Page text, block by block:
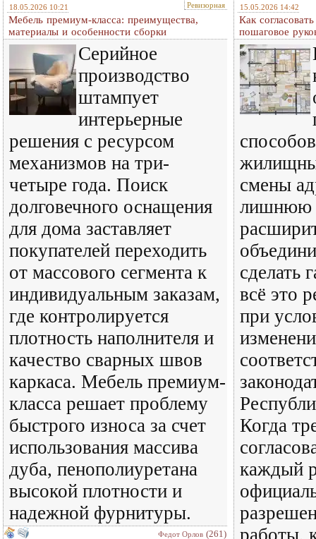
18.05.2026 10:21 Ревизорная
Мебель премиум-класса: преимущества,
материалы и особенности сборки
Серийное
производство
штампует
интерьерные
решения с ресурсом
механизмов на три-
четыре года. Поиск
долговечного оснащения
для дома заставляет
покупателей переходить
от массового сегмента к
индивидуальным заказам,
где контролируется
плотность наполнителя и
качество сварных швов
каркаса. Мебель премиум-
класса решает проблему
быстрого износа за счет
использования массива
дуба, пенополиуретана
высокой плотности и
надежной фурнитуры.
Федот Орлов (261)
15.05.2026 14:42
Как
пошаговое
смены
лишнюю
сделать
всё это
при
Когда
каждый
работы,